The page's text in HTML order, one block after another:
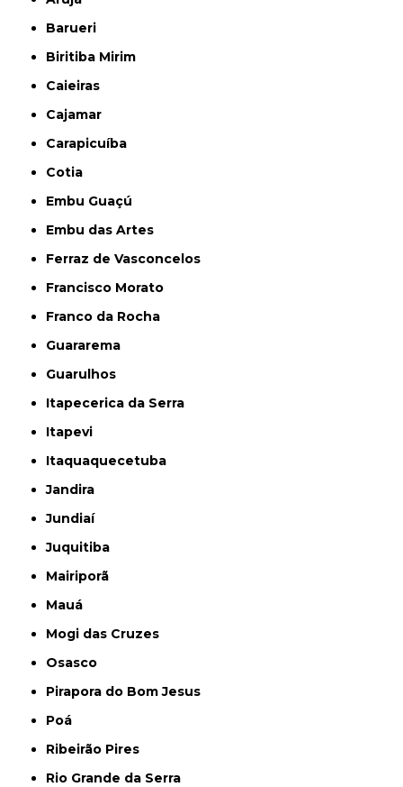
Barueri
Biritiba Mirim
Caieiras
Cajamar
Carapicuíba
Cotia
Embu Guaçú
Embu das Artes
Ferraz de Vasconcelos
Francisco Morato
Franco da Rocha
Guararema
Guarulhos
Itapecerica da Serra
Itapevi
Itaquaquecetuba
Jandira
Jundiaí
Juquitiba
Mairiporã
Mauá
Mogi das Cruzes
Osasco
Pirapora do Bom Jesus
Poá
Ribeirão Pires
Rio Grande da Serra